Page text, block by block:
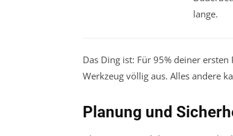
lange.
Das Ding ist: Für 95% deiner
Werkzeug völlig aus. Alles andere
Planung und